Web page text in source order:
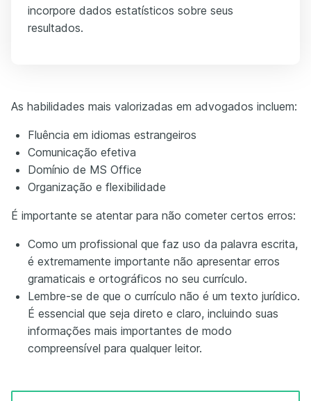
incorpore dados estatísticos sobre seus
resultados.
As habilidades mais valorizadas em advogados incluem:
Fluência em idiomas estrangeiros
Comunicação efetiva
Domínio de MS Office
Organização e flexibilidade
É importante se atentar para não cometer certos erros:
Como um profissional que faz uso da palavra escrita,
é extremamente importante não apresentar erros
gramaticais e ortográficos no seu currículo.
Lembre-se de que o currículo não é um texto jurídico.
É essencial que seja direto e claro, incluindo suas
informações mais importantes de modo
compreensível para qualquer leitor.